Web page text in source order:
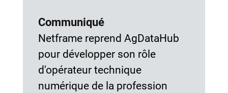
Communiqué
Netframe reprend AgDataHub
pour développer son rôle
d'opérateur technique
numérique de la profession